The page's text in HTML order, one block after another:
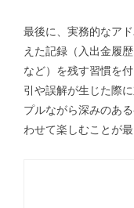
最後に、実務的なア
えた記録（入出金履
など）を残す習慣を
引や誤解が生じた際
プルながら深みのあ
わせて楽しむことが